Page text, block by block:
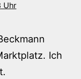
Uhr
Ich